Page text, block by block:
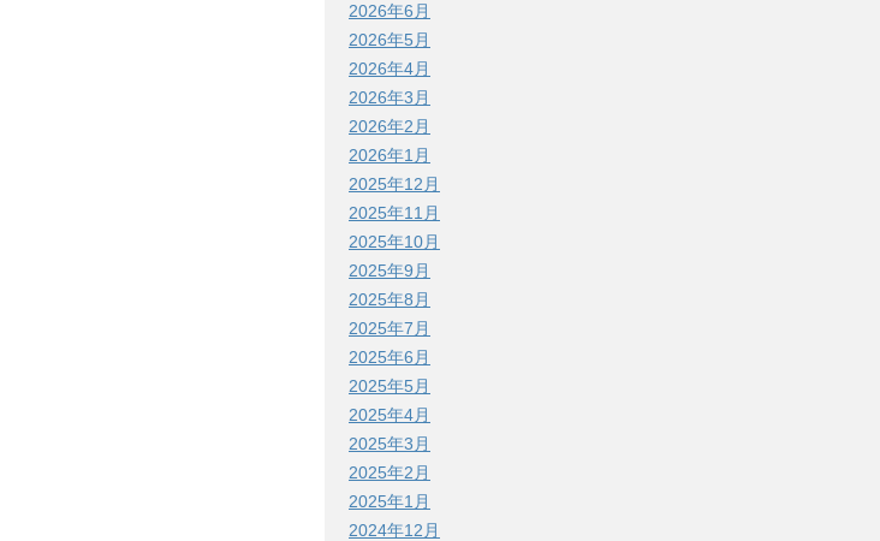
2026年6月
2026年5月
2026年4月
2026年3月
2026年2月
2026年1月
2025年12月
2025年11月
2025年10月
2025年9月
2025年8月
2025年7月
2025年6月
2025年5月
2025年4月
2025年3月
2025年2月
2025年1月
2024年12月